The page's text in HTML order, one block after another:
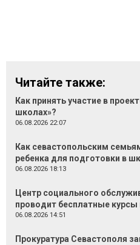
Читайте также:
Как принять участие в
школах»?
06.08.2026 22:07
Как севастопольским
ребенка для подготовки в
06.08.2026 18:13
Центр социального
проводит бесплатные
06.08.2026 14:51
Прокуратура Севастополя